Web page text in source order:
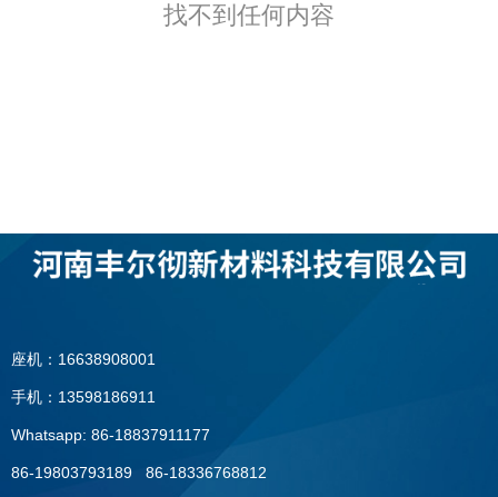
找不到任何内容
座机：16638908001
手机：13598186911
Whatsapp: 86-18837911177
86-19803793189 86-18336768812